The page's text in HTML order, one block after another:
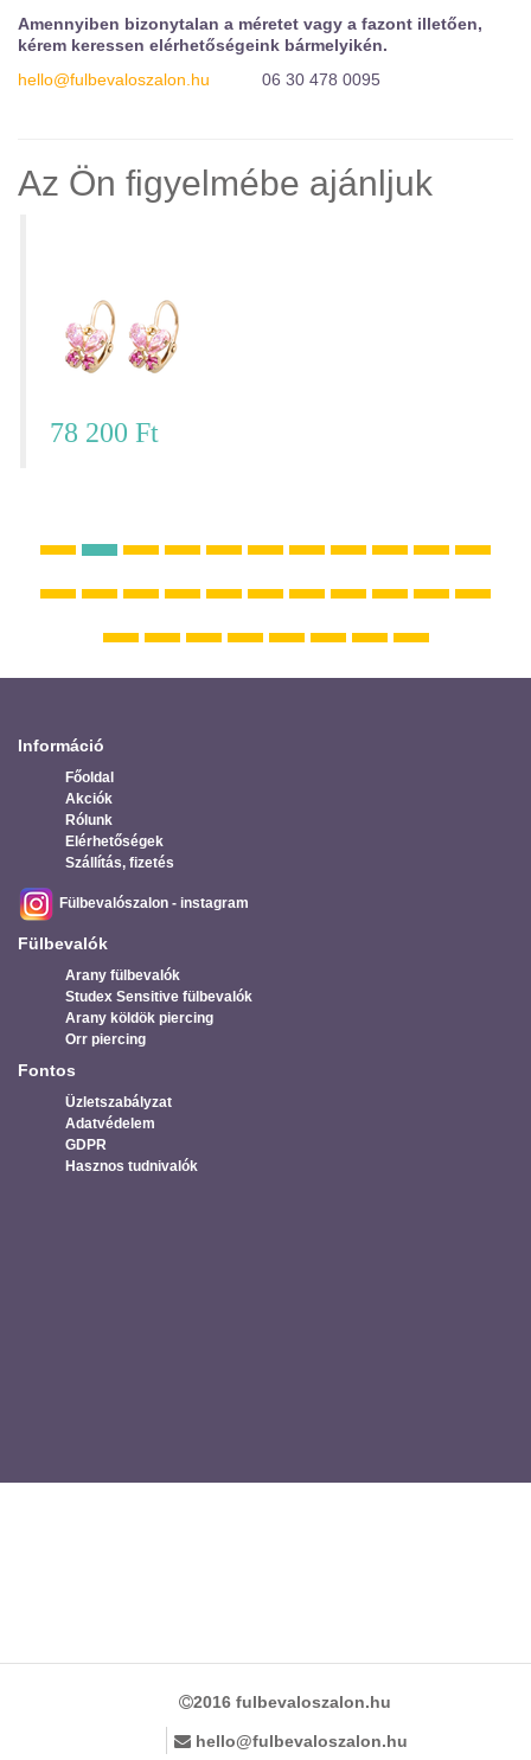
Amennyiben bizonytalan a méretet vagy a fazont illetően,
kérem keressen elérhetőségeink bármelyikén.
hello@fulbevaloszalon.hu
06 30 478 0095
Az Ön figyelmébe ajánljuk
78 200 Ft
Információ
Főoldal
Akciók
Rólunk
Elérhetőségek
Szállítás, fizetés
Fülbevalószalon - instagram
Fülbevalók
Arany fülbevalók
Studex Sensitive fülbevalók
Arany köldök piercing
Orr piercing
Fontos
Üzletszabályzat
Adatvédelem
GDPR
Hasznos tudnivalók
2016 fulbevaloszalon.hu
hello@fulbevaloszalon.hu